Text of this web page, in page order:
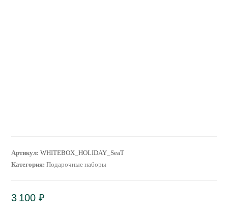
Артикул:WHITEBOX_HOLIDAY_SeaT
Категория:Подарочные наборы
3 100₽